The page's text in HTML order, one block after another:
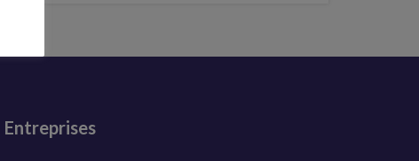
Entreprises